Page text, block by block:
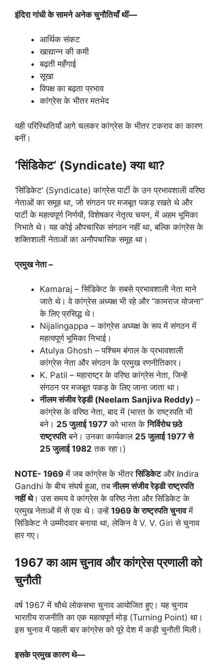
इंदिरा गांधी के सामने अनेक चुनौतियाँ थीं—
आर्थिक संकट
खाद्यान्न की कमी
बढ़ती महँगाई
सूखा
विपक्ष का बढ़ता प्रभाव
कांग्रेस के भीतर मतभेद
यही परिस्थितियाँ आगे चलकर कांग्रेस के भीतर टकराव का कारण
बनीं।
‘सिंडिकेट‘ (Syndicate)क्या था?
‘सिंडिकेट’ (Syndicate) कांग्रेस पार्टी के उन प्रभावशाली वरिष्ठ
नेताओं का समूह था, जो संगठन पर मजबूत पकड़ रखते थे और
पार्टी के महत्वपूर्ण निर्णयों, विशेषकर नेतृत्व चयन, में अहम भूमिका
निभाते थे। यह कोई औपचारिक संगठन नहीं था, बल्कि कांग्रेस के
शक्तिशाली नेताओं का अनौपचारिक समूह था।
प्रमुख नेता –
Kamaraj – सिंडिकेट के सबसे प्रभावशाली नेता माने
जाते थे। वे कांग्रेस अध्यक्ष भी रहे और “कामराज योजना”
के लिए प्रसिद्ध थे।
Nijalingappa – कांग्रेस अध्यक्ष के रूप में संगठन में
महत्वपूर्ण भूमिका निभाई।
Atulya Ghosh – पश्चिम बंगाल के प्रभावशाली
कांग्रेस नेता और संगठन के प्रमुख रणनीतिकार।
K. Patil – महाराष्ट्र के वरिष्ठ कांग्रेस नेता, जिन्हें
संगठन पर मजबूत पकड़ के लिए जाना जाता था।
नीलम संजीव रेड्डी (Neelam Sanjiva Reddy) –
कांग्रेस के वरिष्ठ नेता, बाद में (भारत के राष्ट्रपति भी
बने। 25जुलाई1977 को भारत केनिर्विरोध छठे
राष्ट्रपतिबने। उनका कार्यकाल 25जुलाई1977से
25जुलाई1982 तक रहा।)
NOTE- 1969 में जब कांग्रेस के भीतरसिंडिकेटऔर Indira
Gandhi के बीच संघर्ष हुआ, तबनीलम संजीव रेड्डी राष्ट्रपति
नहीं थे। उस समय वे कांग्रेस के वरिष्ठ नेता और सिंडिकेट के
प्रमुख नेताओं में से एक थे। उन्हें 1969के राष्ट्रपति चुनावमें
सिंडिकेट ने उम्मीदवार बनाया था, लेकिन वे V. V. Giri से चुनाव
हार गए।
1967का आम चुनाव और कांग्रेस प्रणाली को
चुनौती
वर्ष 1967 में चौथे लोकसभा चुनाव आयोजित हुए। यह चुनाव
भारतीय राजनीति का एक महत्वपूर्ण मोड़ (Turning Point) था।
इस चुनाव में पहली बार कांग्रेस को पूरे देश में कड़ी चुनौती मिली।
इसके प्रमुख कारण थे—